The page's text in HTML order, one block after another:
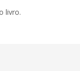
livro.